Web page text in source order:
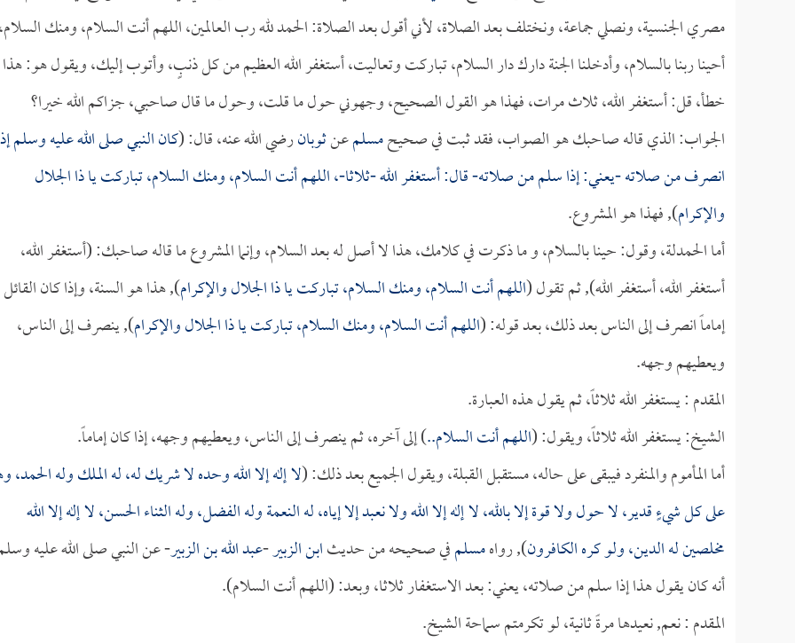
مصري الجنسية، ونصلي جماعة، ونختلف بعد الصلاة، لأني أقول بعد الصلاة: الحمد لله رب العالمين، اللهم أنت السلام، ومنك
أحينا ربنا بالسلام، وأدخلنا الجنة دارك دار السلام، تباركت وتعاليت، أستغفر الله العظيم من كل ذنبٍ، وأتوب إليك، ويقول هو: هذا
خطأ، قل: أستغفر الله، ثلاث مرات، فهذا هو القول الصحيح، وجهوني حول ما قلت، وحول ما قال صاحبي، جزاكم الله خيرا؟
الجواب: الذي قاله صاحبك هو الصواب، فقد ثبت في صحيحمسلمعنثوبانرضي الله عنه، قال: (كان النبي صلى الله عليه وسلم
انصرف من صلاته -يعني: إذا سلم من صلاته- قال: أستغفر الله -ثلاثا-، اللهم أنت السلام، ومنك السلام، تباركت يا ذا الجلال
والإكرام), فهذا هو المشروع.
أما الحمدلة، وقول: حينا بالسلام، و ما ذكرت في كلامك، هذا لا أصل له بعد السلام، وإنما المشروع ما قاله صاحبك: (أستغفر الله،
أستغفر الله، أستغفر الله), ثم تقول (اللهم أنت السلام، ومنك السلام، تباركت يا ذا الجلال والإكرام), هذا هو السنة، وإذا كان القائل
إماماً انصرف إلى الناس بعد ذلك، بعد قوله: (اللهم أنت السلام، ومنك السلام، تباركت يا ذا الجلال والإكرام), ينصرف إلى الناس،
ويعطيهم وجهه.
المقدم : يستغفر الله ثلاثاً، ثم يقول هذه العبارة.
الشيخ: يستغفر الله ثلاثاً، ويقول: (اللهم أنت السلام..) إلى آخره، ثم ينصرف إلى الناس، ويعطيهم وجهه، إذا كان إماماً.
أما المأموم والمنفرد فيبقى على حاله، مستقبل القبلة، ويقول الجميع بعد ذلك: (لا إله إلا الله وحده لا شريك له، له الملك وله الحمد،
على كل شيءٍ قدير، لا حول ولا قوة إلا بالله، لا إله إلا الله ولا نعبد إلا إياه، له النعمة وله الفضل، وله الثناء الحسن، لا إله إلا الله
مخلصين له الدين، ولو كره الكافرون), رواهمسلمفي صحيحه من حديثابن الزبير-عبد الله بن الزبير- عن النبي صلى الله عليه
أنه كان يقول هذا إذا سلم من صلاته، يعني: بعد الاستغفار ثلاثا، وبعد: (اللهم أنت السلام).
المقدم : نعم, نعيدها مرةً ثانية، لو تكرمتم سماحة الشيخ.